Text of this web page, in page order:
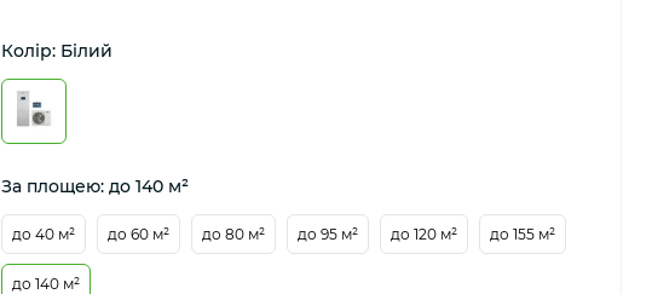
Колір: Білий
За площею: до 140 м²
до 40 м² до 60 м² до 80 м² до 95 м² до 120 м² до 155 м²
до 140 м²